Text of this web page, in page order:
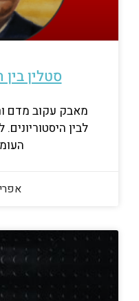
סטלין בין
מאבק עקוב מדם
לבין
אפריל 15,